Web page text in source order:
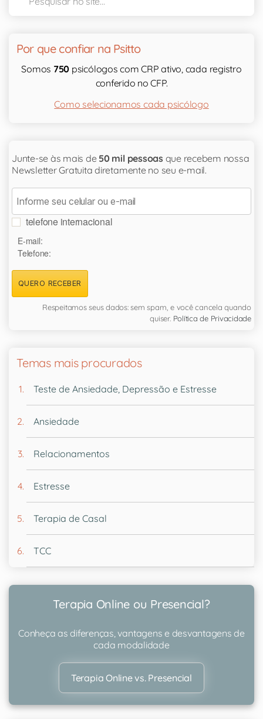
Por que confiar na Psitto
Somos 750 psicólogos com CRP ativo, cada registro
conferido no CFP.
Como selecionamos cada psicólogo
Junte-se às mais de 50 mil pessoas que recebem nossa
Newsletter Gratuita diretamente no seu e-mail.
telefone internacional
E-mail:
Telefone:
QUERO RECEBER
Respeitamos seus dados: sem spam, e você cancela quando
quiser. Política de Privacidade
Temas mais procurados
Teste de Ansiedade, Depressão e Estresse
Ansiedade
Relacionamentos
Estresse
Terapia de Casal
TCC
Terapia Online ou Presencial?
Conheça as diferenças, vantagens e desvantagens de
cada modalidade
Terapia Online vs. Presencial